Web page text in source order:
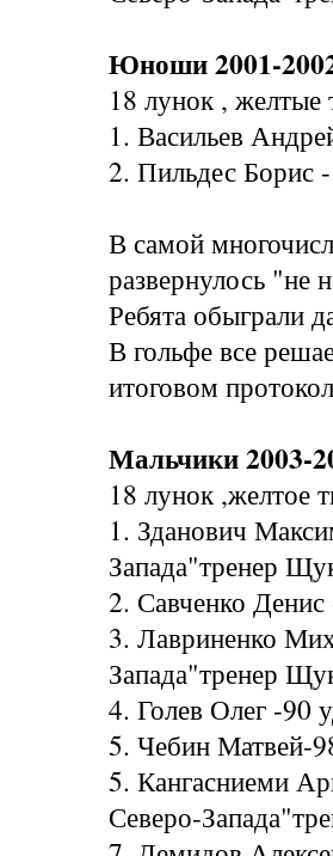
Юноши 2001-
18 лунок , желтые
1. Васильев
2. Пильдес Борис
В самой
развернулось "не
Ребята обыграли
В гольфе все
итоговом
Мальчики 2003-
18 лунок ,желтое
1. Зданович
Запада"тренер
2. Савченко
3. Лавриненко
Запада"тренер
4. Голев Олег -90
5. Чебин Матвей-
5. Кангасниеми
Северо-